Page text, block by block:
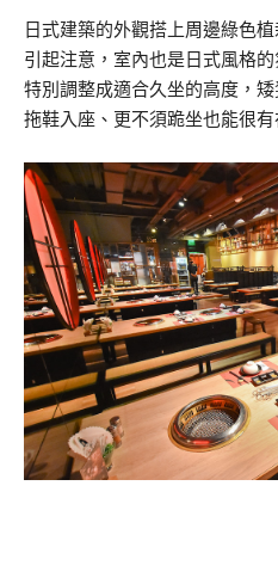
日式建築的外觀搭上周邊綠色
引起注意，室內也是日式風格
特別調整成適合久坐的高度，
拖鞋入座、更不須跪坐也能很